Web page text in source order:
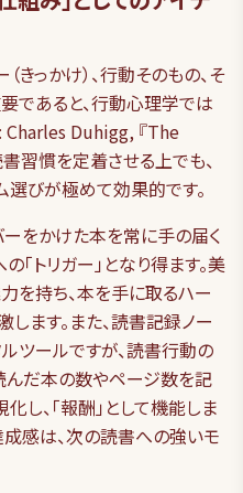
きっかけ）、行動そのもの、そ
であると、行動心理学では
Charles Duhigg, 『The
習慣を定着させる上でも、
選びが極めて効果的です。
ーをかけた本を常に手の届く
「トリガー」となり得ます。美
を持ち、本を手に取るハー
ます。また、読書記録ノー
ツールですが、読書行動の
んだ本の数やページ数を記
し、「報酬」として機能しま
成感は、次の読書への強いモ